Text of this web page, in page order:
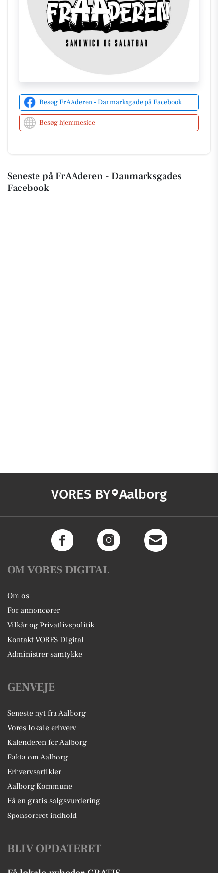
i karry, som er tilberedt med masser af smag og
kærlighed. En perfekt mulighed for at smutte forbi
deres adresser på Danmarksgade 27a og Kastetvej
41 og nyde denne lækkerbisken til kun 69 kr.
De fejrede desuden Halloween med hyggelig
hvor både børn og voksne kan samles og nyde en
atmosfære fuld af (u)hygge og smagfulde oplevelser.
For at få mere at vide om deres tilbud og aktiviteter
Besøg FrAAderen - Danmarksgade på Facebook
Besøg hjemmeside
Seneste på FrAAderen - Danmarksgades
Facebook
VORES BY Aalborg
OM VORES DIGITAL
Om os
For annoncører
Vilkår og Privatlivspolitik
Kontakt VORES Digital
Administrer samtykke
GENVEJE
Seneste nyt fra Aalborg
Vores lokale erhverv
Kalenderen for Aalborg
Fakta om Aalborg
Erhvervsartikler
Aalborg Kommune
Få en gratis salgsvurdering
Sponsoreret indhold
BLIV OPDATERET